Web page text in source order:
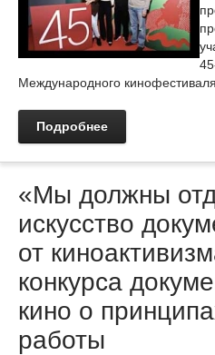
Международного кинофестиваля.
Подробнее
«Мы должны
искусство
от
конкурса
кино о
работы